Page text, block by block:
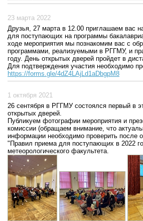
23 марта 2022
Друзья, 27 марта в 12.00 приглашаем вас
для поступающих на программы
ходе мероприятия мы познакомим вас с
программами, реализуемыми в РГГМУ, и
году. День открытых дверей пройдет в
Для подтверждения участия необходимо
https://forms.gle/4dZ4LAjLd1aDbgpM8
1 октября 2021
26 сентября в РГГМУ состоялся первый в
открытых дверей.
Публикуем фотографии мероприятия и
комиссии (обращаем внимание, что
информации необходимо проверить после
"Правил приема для поступающих в 2022
метеорологического факультета.